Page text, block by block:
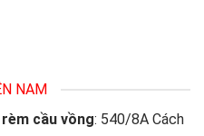
NAM
cầu vồng: 540/8A Cách